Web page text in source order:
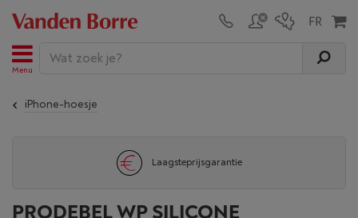
Menu
iPhone-hoesje
Laagsteprijsgarantie
PRODEBEL WP SILICONE